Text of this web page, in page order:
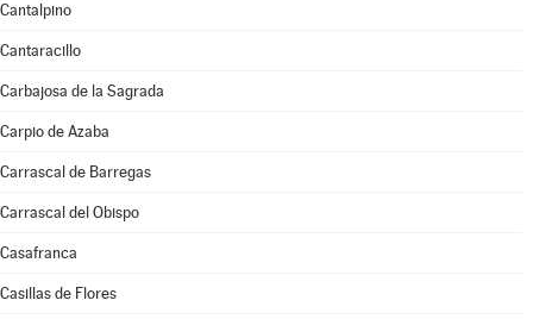
Cantalpino
Cantaracillo
Carbajosa de la Sagrada
Carpio de Azaba
Carrascal de Barregas
Carrascal del Obispo
Casafranca
Casillas de Flores